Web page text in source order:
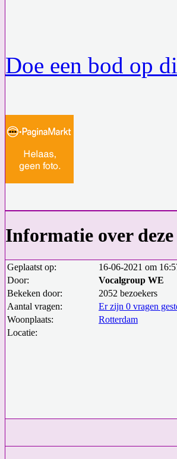
Doe een bod op
Informatie over
Geplaatst op:
16-06-2021 om
Door:
Vocalgroup WE
Bekeken door:
2052 bezoekers
Aantal vragen:
Er zijn 0 vragen
Woonplaats:
Rotterdam
Locatie: